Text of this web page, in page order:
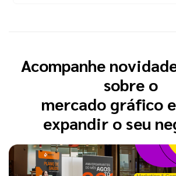
Acompanhe
sobre o
mercado gráfico
expandir o seu